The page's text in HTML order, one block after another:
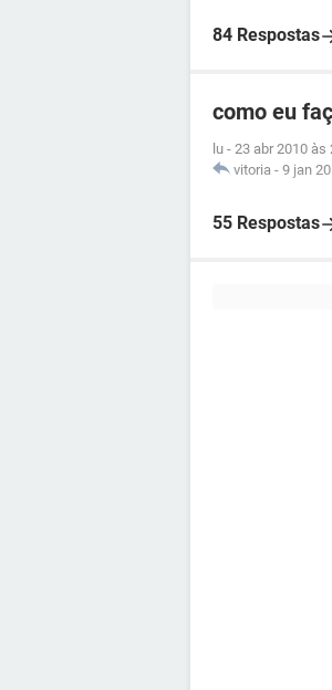
84 Respostas
como eu
lu - 23 abr 2010 às
vitoria - 9 jan
55 Respostas